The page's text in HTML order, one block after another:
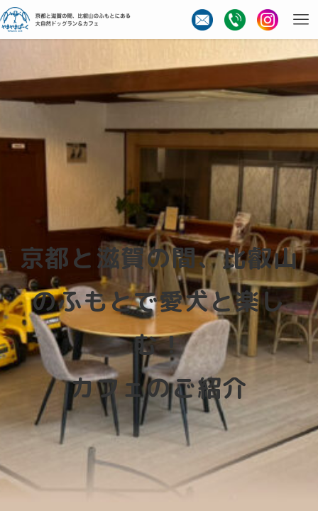
京都と滋賀の間、比叡山
のふもとで愛犬と楽し
む！
カフェのご紹介